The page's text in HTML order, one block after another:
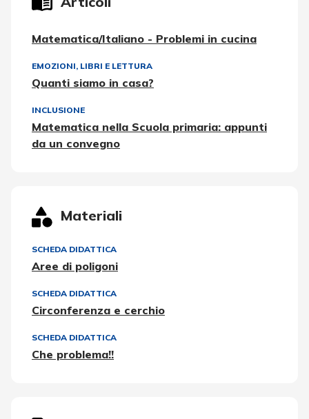
Matematica/Italiano - Problemi in cucina
EMOZIONI, LIBRI E LETTURA
Quanti siamo in casa?
INCLUSIONE
Matematica nella Scuola primaria: appunti
da un convegno
Materiali
SCHEDA DIDATTICA
Aree di poligoni
SCHEDA DIDATTICA
Circonferenza e cerchio
SCHEDA DIDATTICA
Che problema!!